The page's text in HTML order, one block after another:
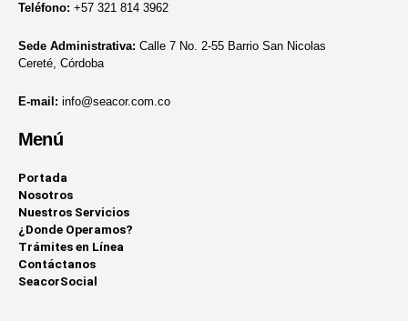
Teléfono: +57 321 814 3962
Sede Administrativa: Calle 7 No. 2-55 Barrio San Nicolas
Cereté, Córdoba
E-mail: info@seacor.com.co
Menú
Portada
Nosotros
Nuestros Servicios
¿Donde Operamos?
Trámites en Línea
Contáctanos
SeacorSocial